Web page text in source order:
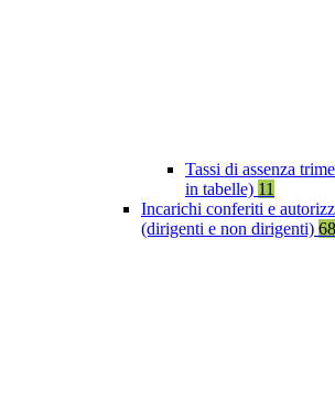
Tassi di assenza
in tabelle) 11
Incarichi conferiti e
(dirigenti e non dirigenti) 68